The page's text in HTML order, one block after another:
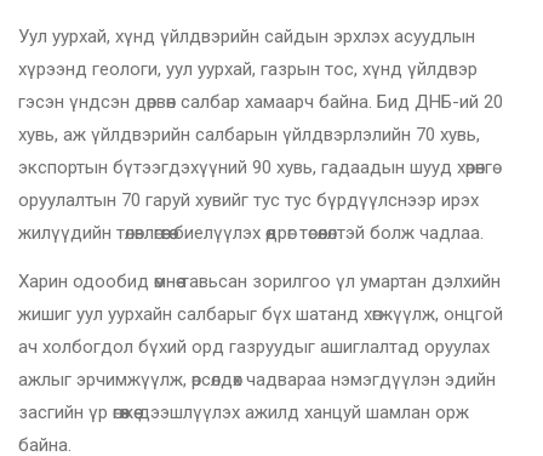
Уул уурхай, хүнд үйлдвэрийн сайдын эрхлэх асуудлын
хүрээнд геологи, уул уурхай, газрын тос, хүнд үйлдвэр
гэсэн үндсэн дөрвөн салбар хамаарч байна. Бид ДНБ-ий 20
хувь, аж үйлдвэрийн салбарын үйлдвэрлэлийн 70 хувь,
экспортын бүтээгдэхүүний 90 хувь, гадаадын шууд хөрөнгө
оруулалтын 70 гаруй хувийг тус тус бүрдүүлснээр ирэх
жилүүдийн төлөвлөгөөгөө биелүүлэх өөдрөг төсөөлөлтэй болж чадлаа.
Харин одообид өмнөө тавьсан зорилгоо үл умартан дэлхийн
жишиг уул уурхайн салбарыг бүх шатанд хөгжүүлж, онцгой
ач холбогдол бүхий орд газруудыг ашиглалтад оруулах
ажлыг эрчимжүүлж, өрсөлдөх чадвараа нэмэгдүүлэн эдийн
засгийн үр өгөөжөө дээшлүүлэх ажилд ханцуй шамлан орж
байна.